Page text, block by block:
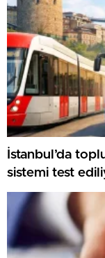
İstanbul’da
sistemi test